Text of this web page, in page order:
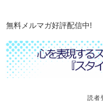
無料メルマガ好評配信中!
読者